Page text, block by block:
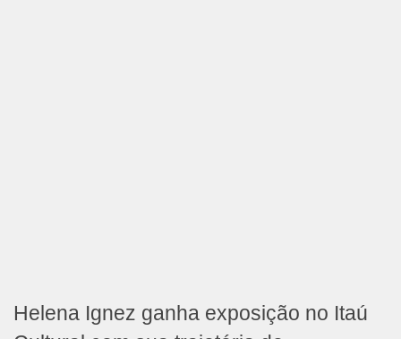
Helena Ignez ganha exposição no Itaú